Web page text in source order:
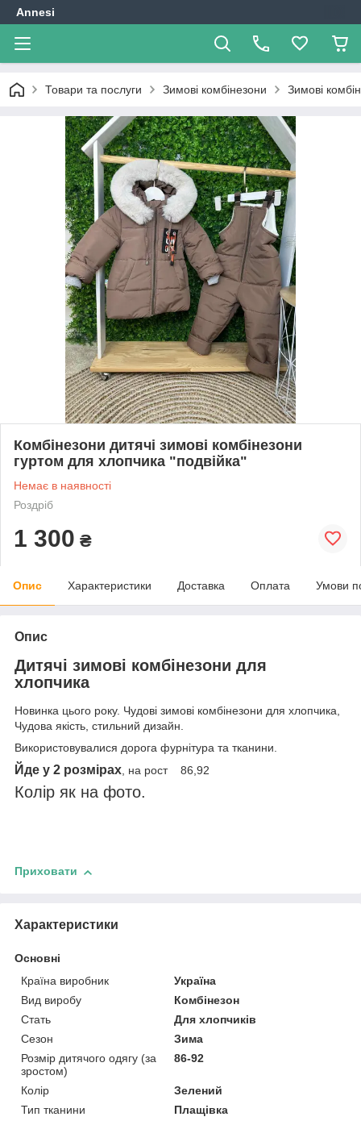
Annesi
Товари та послуги Зимові комбінезони Зимові
Комбінезони дитячі зимові комбінезони
гуртом для хлопчика "подвійка"
Немає в наявності
Роздріб
1 300 ₴
Опис Характеристики Доставка Оплата Умови
Опис
Дитячі зимові комбінезони для
хлопчика
Новинка цього року. Чудові зимові комбінезони для хлопчика,
Чудова якість, стильний дизайн.
Використовувалися дорога фурнітура та тканини.
Йде у 2 розмірах, на рост 86,92
Колір як на фото.
Приховати
Характеристики
Основні
Країна виробник
Україна
Вид виробу
Комбінезон
Стать
Для хлопчиків
Сезон
Зима
Розмір дитячого одягу (за
зростом)
86-92
Колір
Зелений
Тип тканини
Плащівка